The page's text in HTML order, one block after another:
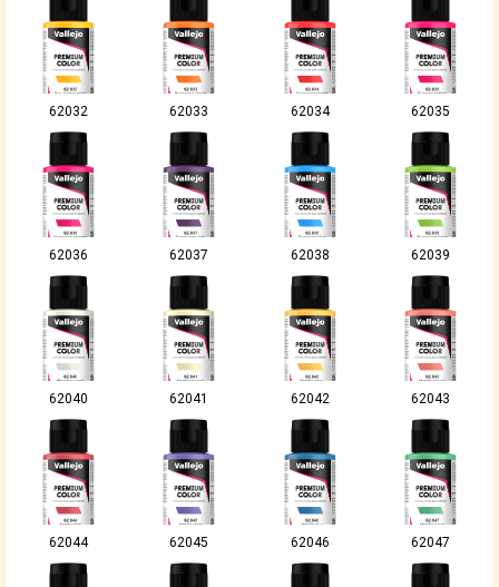
62032 62033 62034 62035
62036 62037 62038 62039
62040 62041 62042 62043
62044 62045 62046 62047